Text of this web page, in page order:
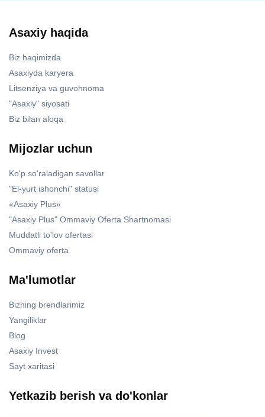
Asaxiy haqida
Biz haqimizda
Asaxiyda karyera
Litsenziya va guvohnoma
"Asaxiy" siyosati
Biz bilan aloqa
Mijozlar uchun
Ko'p so'raladigan savollar
"El-yurt ishonchi" statusi
«Asaxiy Plus»
"Asaxiy Plus" Ommaviy Oferta Shartnomasi
Muddatli to'lov ofertasi
Ommaviy oferta
Ma'lumotlar
Bizning brendlarimiz
Yangiliklar
Blog
Asaxiy Invest
Sayt xaritasi
Yetkazib berish va do'konlar